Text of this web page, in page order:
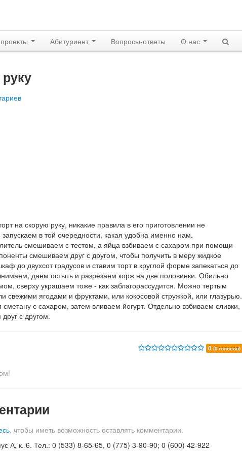
Абитуриент Вопросы-ответы О нас
на скорую руку, никакие правила в его приготовлении не
в той очередности, какая удобна именно нам.
смешиваем с тестом, а яйца взбиваем с сахаром при помощи
смешиваем друг с другом, чтобы получить в меру жидкое
до двухсот градусов и ставим торт в круглой форме запекаться до
даем остыть и разрезаем корж на две половинки. Обильно
сверху украшаем тоже - как заблагорассудится. Можно тертым
свежими ягодами и фруктами, или кокосовой стружкой, или глазурью.
с сахаром, затем вливаем йогурт. Отдельно взбиваем сливки,
с другом.
0 (0 голосов)
, чтобы иметь возможность оставлять комментарии.
А, к. 6. Тел.: 0 (533) 8-65-65, 0 (775) 3-90-90; 0 (600) 42-922